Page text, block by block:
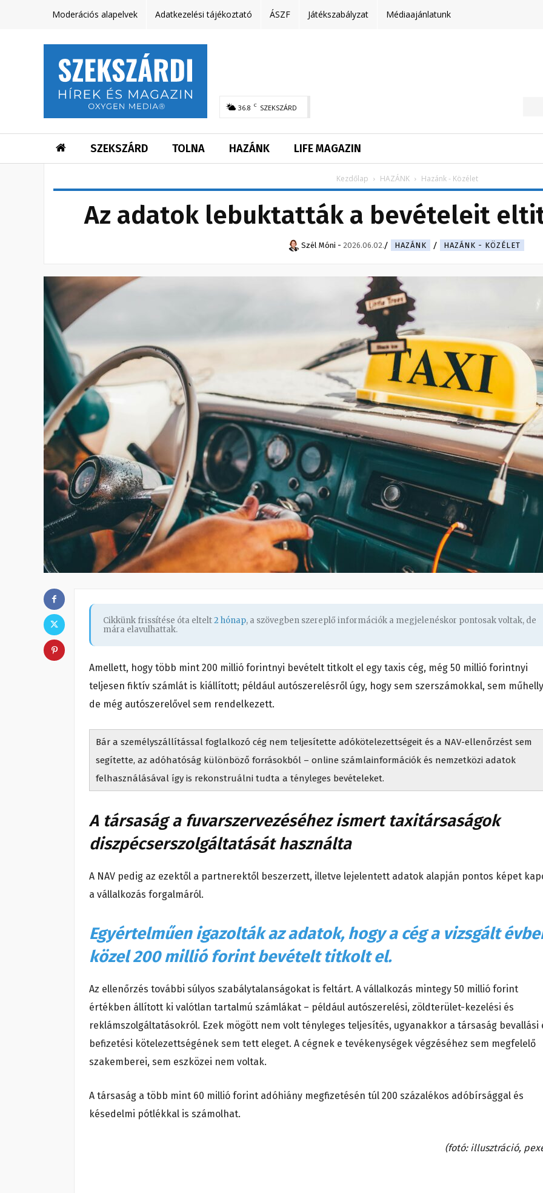
Moderációs alapelvek Adatkezelési tájékoztató ÁSZF Játékszabályzat Médiaajánlatunk
36.8 C SZEKSZÁRD
SZEKSZÁRD TOLNA HAZÁNK LIFE MAGAZIN
Kezdőlap HAZÁNK Hazánk - Közélet
Az adatok lebuktatták a bevételeit
Szél Móni - 2026.06.02. HAZÁNK HAZÁNK - KÖZÉLET
Cikkünk frissítése óta eltelt2 hónap, a szövegben szereplő információk a megjelenéskor pontosak voltak, de
mára elavulhattak.
Amellett, hogy több mint 200 millió forintnyi bevételt titkolt el egy taxis cég, még 50 millió forintnyi
teljesen fiktív számlát is kiállított; például autószerelésről úgy, hogy sem szerszámokkal, sem
de még autószerelővel sem rendelkezett.
Bár a személyszállítással foglalkozó cég nem teljesítette adókötelezettségeit és a NAV-ellenőrzést sem
segítette, az adóhatóság különböző forrásokból – online számlainformációk és nemzetközi adatok
felhasználásával így is rekonstruálni tudta a tényleges bevételeket.
A társaság a fuvarszervezéséhez ismert taxitársaságok
diszpécserszolgáltatását használta
A NAV pedig az ezektől a partnerektől beszerzett, illetve lejelentett adatok alapján pontos képet
a vállalkozás forgalmáról.
Egyértelműen igazolták az adatok, hogy a cég a vizsgált
közel 200 millió forint bevételt titkolt el.
Az ellenőrzés további súlyos szabálytalanságokat is feltárt. A vállalkozás mintegy 50 millió forint
értékben állított ki valótlan tartalmú számlákat – például autószerelési, zöldterület-kezelési és
reklámszolgáltatásokról. Ezek mögött nem volt tényleges teljesítés, ugyanakkor a társaság bevallási
befizetési kötelezettségének sem tett eleget. A cégnek e tevékenységek végzéséhez sem megfelelő
szakemberei, sem eszközei nem voltak.
A társaság a több mint 60 millió forint adóhiány megfizetésén túl 200 százalékos adóbírsággal és
késedelmi pótlékkal is számolhat.
(fotó: illusztráció,